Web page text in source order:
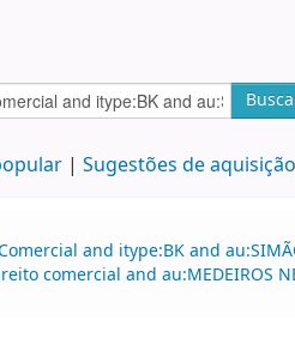
Sugestões de aquisição
and itype:BK and
comercial and au:MEDEIROS